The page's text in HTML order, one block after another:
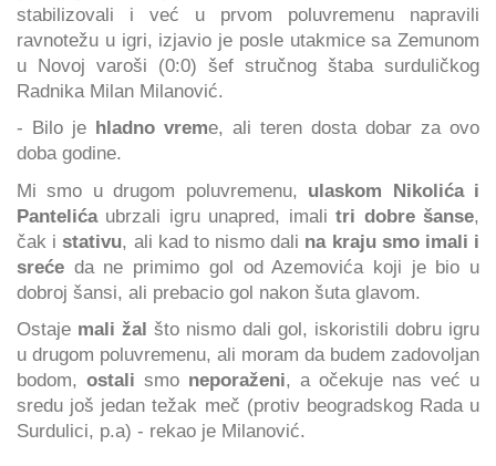
stabilizovali i već u prvom poluvremenu napravili
ravnotežu u igri, izjavio je posle utakmice sa Zemunom
u Novoj varoši (0:0) šef stručnog štaba surduličkog
Radnika Milan Milanović.
- Bilo je
hladno vreme, ali teren dosta dobar za ovo
doba godine.
Mi smo u drugom poluvremenu, ulaskom Nikolića i
Pantelićaubrzali igru unapred, imalitri dobre šanse,
čak istativu, ali kad to nismo dali na kraju smo imali i
sreće da ne primimo gol od Azemovića koji je bio u
dobroj šansi, ali prebacio gol nakon šuta glavom.
Ostaje mali žal što nismo dali gol, iskoristili dobru igru
u drugom poluvremenu, ali moram da budem zadovoljan
bodom, ostali smo neporaženi, a očekuje nas već u
sredu još jedan težak meč (protiv beogradskog Rada u
Surdulici, p.a) - rekao je Milanović.